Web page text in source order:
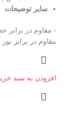
سایر توضیحات
- مقاوم در
مقاوم در برابر نور
افزودن به سبد